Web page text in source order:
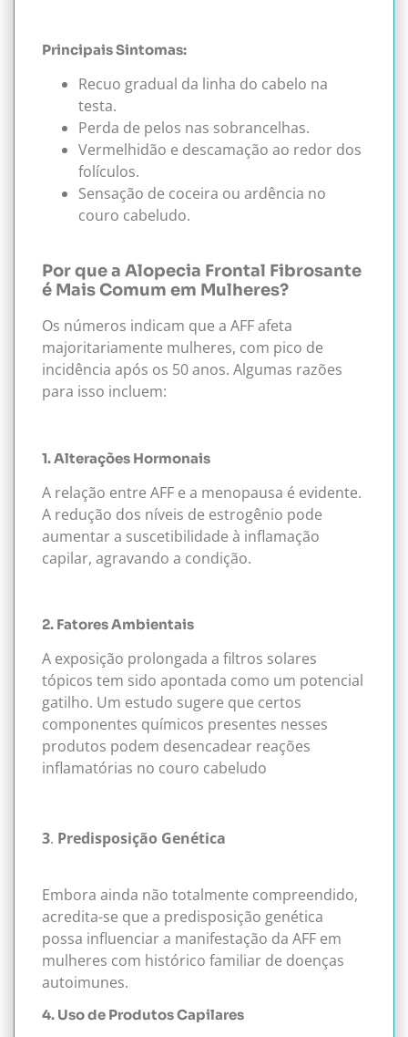
Principais Sintomas:
Recuo gradual da linha do cabelo na
testa.
Perda de pelos nas sobrancelhas.
Vermelhidão e descamação ao redor dos
folículos.
Sensação de coceira ou ardência no
couro cabeludo.
Por que a Alopecia Frontal Fibrosante
é Mais Comum em Mulheres?
Os números indicam que a AFF afeta
majoritariamente mulheres, com pico de
incidência após os 50 anos. Algumas razões
para isso incluem:
1. Alterações Hormonais
A relação entre AFF e a menopausa é evidente.
A redução dos níveis de estrogênio pode
aumentar a suscetibilidade à inflamação
capilar, agravando a condição.
2. Fatores Ambientais
A exposição prolongada a filtros solares
tópicos tem sido apontada como um potencial
gatilho. Um estudo sugere que certos
componentes químicos presentes nesses
produtos podem desencadear reações
inflamatórias no couro cabeludo
3. Predisposição Genética
Embora ainda não totalmente compreendido,
acredita-se que a predisposição genética
possa influenciar a manifestação da AFF em
mulheres com histórico familiar de doenças
autoimunes.
4. Uso de Produtos Capilares